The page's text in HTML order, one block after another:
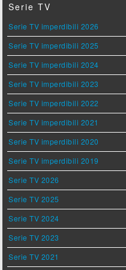
Serie TV
Serie TV imperdibili 2026
Serie TV imperdibili 2025
Serie TV imperdibili 2024
Serie TV imperdibili 2023
Serie TV imperdibili 2022
Serie TV imperdibili 2021
Serie TV imperdibili 2020
Serie TV imperdibili 2019
Serie TV 2026
Serie TV 2025
Serie TV 2024
Serie TV 2023
Serie TV 2021